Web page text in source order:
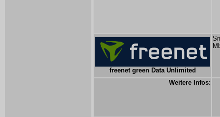
freenet green Data Unlimited
Weitere Infos: